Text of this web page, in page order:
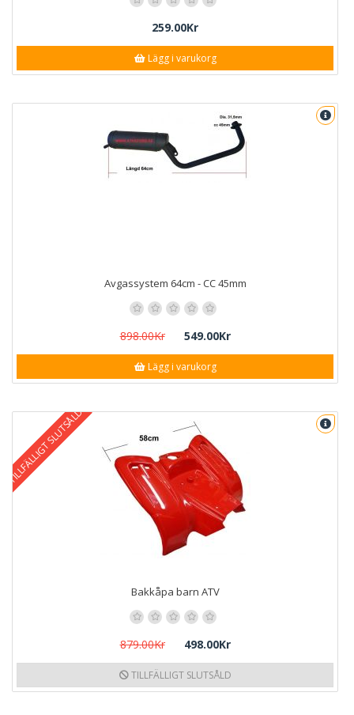
259.00Kr
Lägg i varukorg
Avgassystem 64cm - CC 45mm
898.00Kr 549.00Kr
Lägg i varukorg
TILLFÄLLIGT SLUTSÅLD
Bakkåpa barn ATV
879.00Kr 498.00Kr
TILLFÄLLIGT SLUTSÅLD